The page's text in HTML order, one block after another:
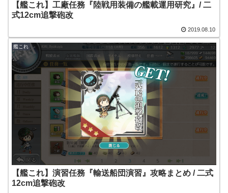
【艦これ】工廠任務『陸戦用装備の艦載運用研究』/ 二
式12cm追撃砲改
2019.08.10
艦これ
【艦これ】演習任務『輸送船団演習』攻略まとめ / 二式
12cm追撃砲改